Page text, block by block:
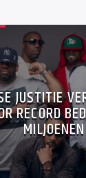
JUSTITIE
RECORD
MILJOENEN